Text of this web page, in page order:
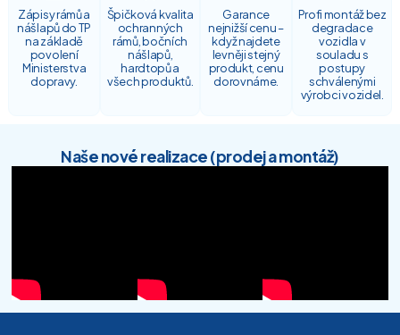
Zápisy rámů a
nášlapů do TP
na základě
povolení
Ministerstva
dopravy.
Špičková kvalita
ochranných
rámů, bočních
nášlapů,
hardtopů a
všech produktů.
Garance
nejnižší cenu –
když najdete
levněji stejný
produkt, cenu
dorovnáme.
Profi montáž bez
degradace
vozidla v
souladu s
postupy
schválenými
výrobci vozidel.
Naše nové realizace (prodej a montáž)